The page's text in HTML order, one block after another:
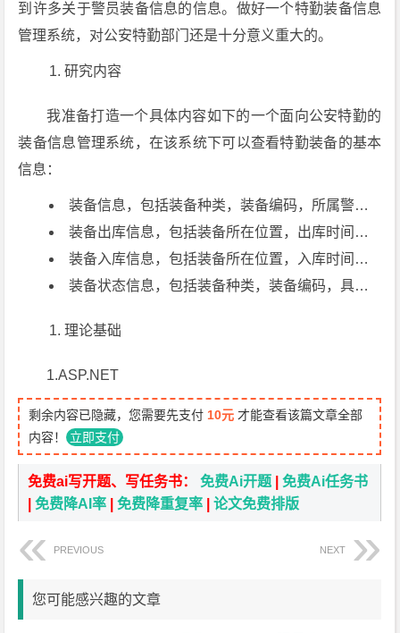
到许多关于警员装备信息的信息。做好一个特勤装备信息
管理系统，对公安特勤部门还是十分意义重大的。
研究内容
我准备打造一个具体内容如下的一个面向公安特勤的
装备信息管理系统，在该系统下可以查看特勤装备的基本
信息：
装备信息，包括装备种类，装备编码，所属警员种类，所属任务种类；
装备出库信息，包括装备所在位置，出库时间，所持装备警员姓名，所持装备警员编码；
装备入库信息，包括装备所在位置，入库时间，所持装备警员姓名，所持装备警员编码；
装备状态信息，包括装备种类，装备编码，具体磨损状态，是否维修状态
理论基础
1.ASP.NET
剩余内容已隐藏，您需要先支付 10元 才能查看该篇文章全部
内容！ 立即支付
免费ai写开题、写任务书：免费Ai开题 |免费Ai任务书
|免费降AI率 |免费降重复率 |论文免费排版
PREVIOUS NEXT
您可能感兴趣的文章